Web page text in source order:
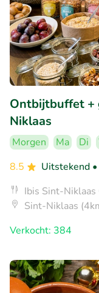
Ontbijtbuffet +
Niklaas
Morgen Ma Di
8.5
Uitstekend
Ibis Sint-Niklaas
Sint-Niklaas
Verkocht: 384